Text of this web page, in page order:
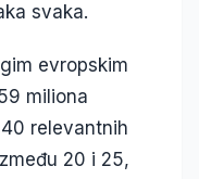
svaka.
evropskim
miliona
relevantnih
20 i 25,